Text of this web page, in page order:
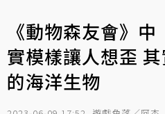
《動物森友會》
實模樣讓人想歪
的海洋生物